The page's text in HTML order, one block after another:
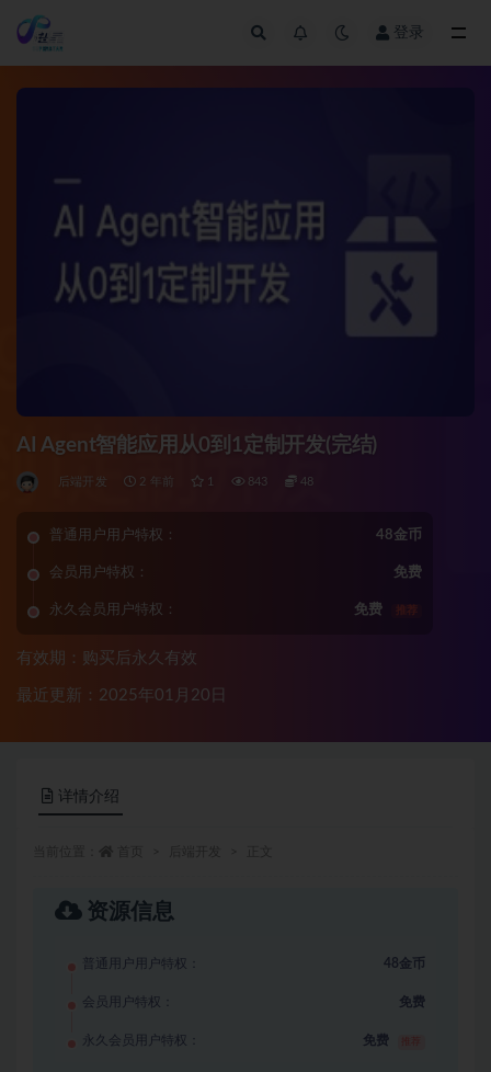
登录
AI Agent智能应用从0到1定制开发(完结)
后端开发 2 年前 1 843 48
普通用户用户特权： 48金币
会员用户特权： 免费
永久会员用户特权： 免费 推荐
有效期：购买后永久有效
最近更新：2025年01月20日
详情介绍
资源信息
普通用户用户特权： 48金币
会员用户特权： 免费
永久会员用户特权： 免费